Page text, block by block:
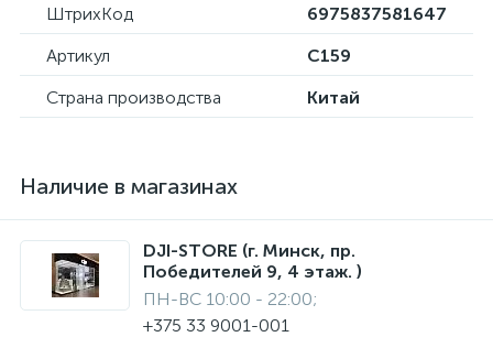
ШтрихКод
6975837581647
Артикул
C159
Страна производства
Китай
Наличие в магазинах
DJI-STORE (г. Минск, пр.
Победителей 9, 4 этаж. )
ПН-ВС 10:00 - 22:00;
+375 33 9001-001